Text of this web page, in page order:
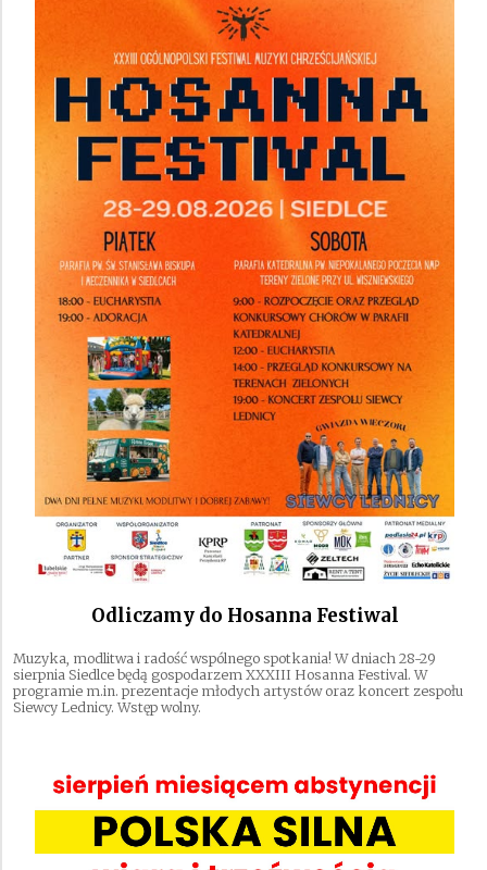
Odliczamy do Hosanna Festiwal
Muzyka, modlitwa i radość wspólnego spotkania! W dniach 28-29
sierpnia Siedlce będą gospodarzem XXXIII Hosanna Festival. W
programie m.in. prezentacje młodych artystów oraz koncert zespołu
Siewcy Lednicy. Wstęp wolny.